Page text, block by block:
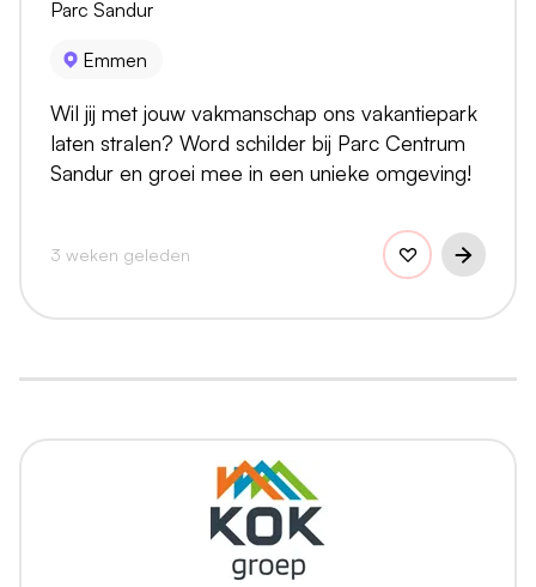
Parc Sandur
Emmen
Wil jij met jouw vakmanschap ons vakantiepark
laten stralen? Word schilder bij Parc Centrum
Sandur en groei mee in een unieke omgeving!
3 weken geleden